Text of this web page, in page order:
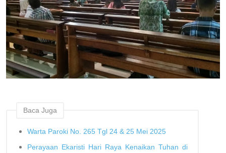
Baca Juga
Warta Paroki No. 265 Tgl 24 & 25 Mei 2025
Perayaan Ekaristi Hari Raya Kenaikan Tuhan di